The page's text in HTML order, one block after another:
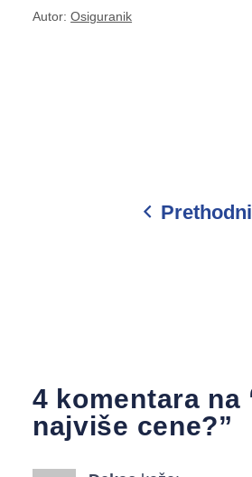
Autor:Osiguranik
4 komentara
najviše cene?”